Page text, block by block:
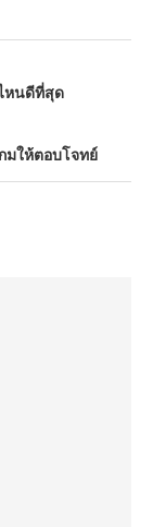
หนดีที่สุด
มให้ตอบโจทย์